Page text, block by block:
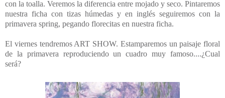
con la toalla. Veremos la diferencia entre mojado y seco. Pintaremos
nuestra ficha con tizas húmedas y en inglés seguiremos con la
primavera spring, pegando florecitas en nuestra ficha.
El viernes tendremos ART SHOW. Estamparemos un paisaje floral
de la primavera reproduciendo un cuadro muy famoso....¿Cual
será?